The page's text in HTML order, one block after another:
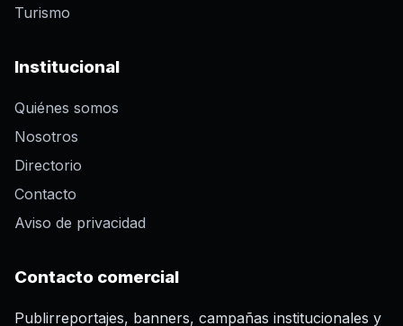
Turismo
Institucional
Quiénes somos
Nosotros
Directorio
Contacto
Aviso de privacidad
Contacto comercial
Publirreportajes, banners, campañas institucionales y